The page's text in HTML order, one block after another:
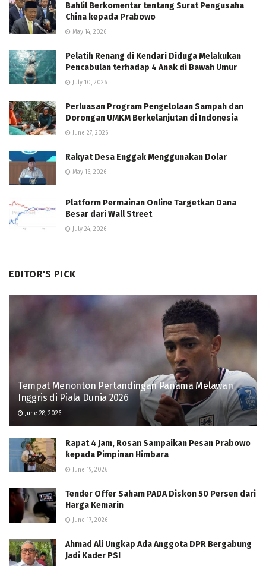
Bahlil Berkomentar tentang Surat Pengusaha
China kepada Prabowo
May 14, 2026
Pelatih Renang di Kendari Diduga Melakukan
Pencabulan terhadap 4 Anak di Bawah Umur
July 10, 2026
Perluasan Program Pengelolaan Sampah dan
Dorongan UMKM Berkelanjutan di Indonesia
June 27, 2026
Rakyat Desa Enggak Menggunakan Dolar
May 16, 2026
Platform Permainan Online Targetkan Dana
Besar dari Wall Street
July 24, 2026
EDITOR'S PICK
Tempat Menonton Pertandingan Panama Melawan
Inggris di Piala Dunia 2026
June 28, 2026
Rapat 4 Jam, Rosan Sampaikan Pesan Prabowo
kepada Pimpinan Himbara
June 19, 2026
Tender Offer Saham PADA Diskon 50 Persen dari
Harga Kemarin
June 17, 2026
Ahmad Ali Ungkap Ada Anggota DPR Bergabung
Jadi Kader PSI